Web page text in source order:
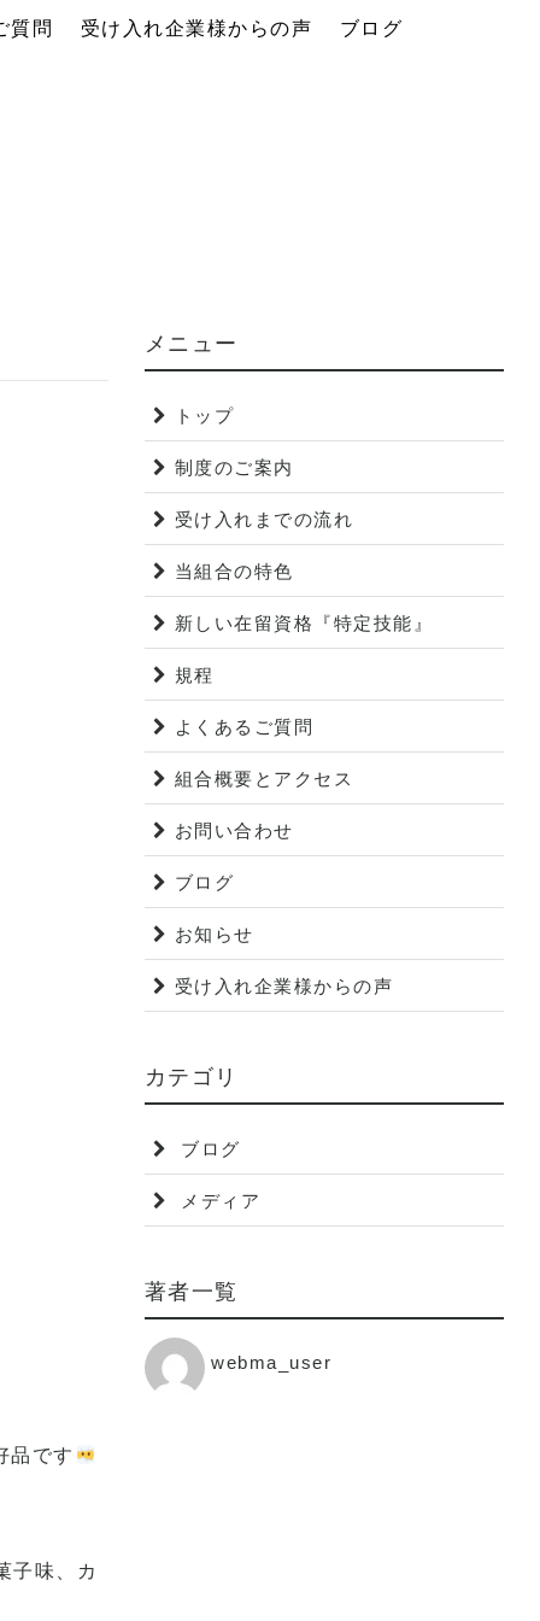
質問 受け入れ企業様からの声
ブログ
品です
子味、カ
メニュー
トップ
制度のご案内
受け入れまでの流れ
当組合の特色
新しい在留資格『特定技能』
規程
よくあるご質問
組合概要とアクセス
お問い合わせ
ブログ
お知らせ
受け入れ企業様からの声
カテゴリ
ブログ
メディア
著者一覧
webma_user